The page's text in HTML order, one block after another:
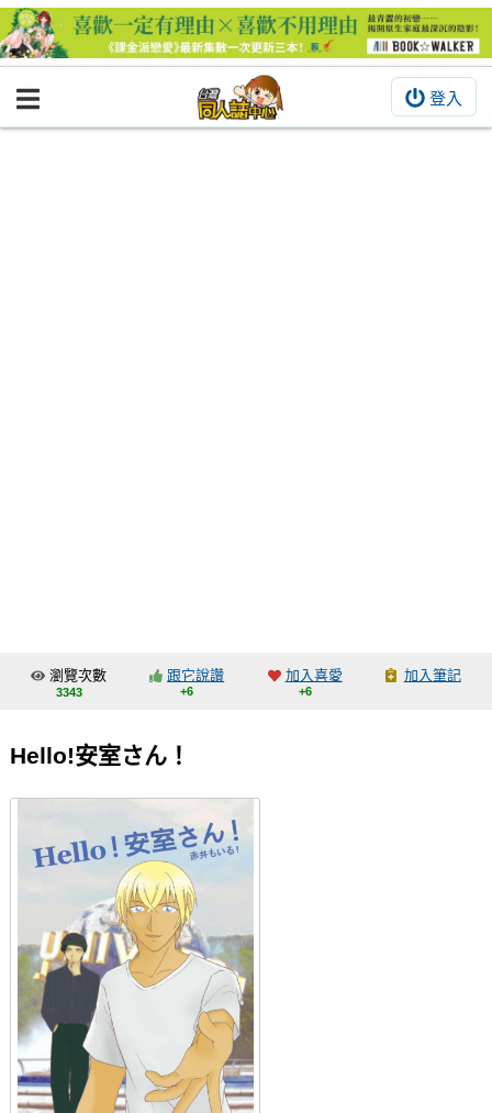
登入
BOOKY書集倉庫
交流中心
會員功能選單
註冊會員
登入
瀏覽次數
3343
跟它說讚
+6
加入喜愛
+6
加入筆記
Hello!安室さん！